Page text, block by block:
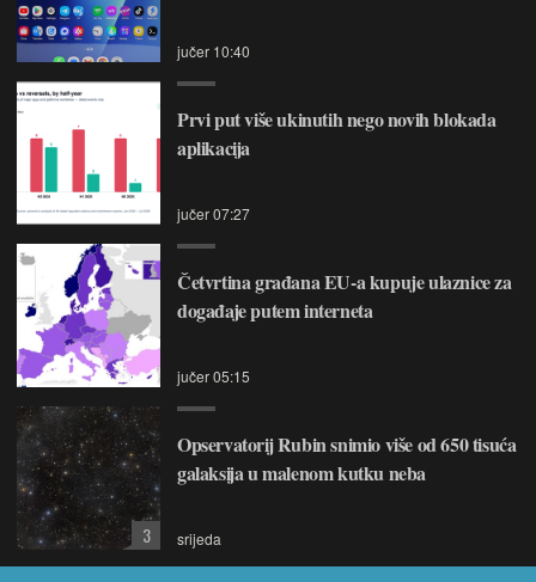
jučer 10:40
Prvi put više ukinutih nego novih blokada
aplikacija
jučer 07:27
Četvrtina građana EU-a kupuje ulaznice za
događaje putem interneta
jučer 05:15
Opservatorij Rubin snimio više od 650 tisuća
galaksija u malenom kutku neba
srijeda
3